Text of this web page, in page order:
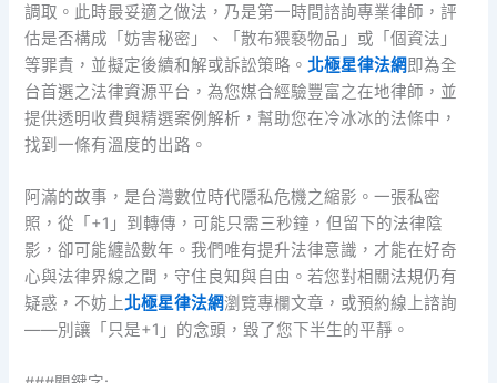
調取。此時最妥適之做法，乃是第一時間諮詢專業律師，評
估是否構成「妨害秘密」、「散布猥褻物品」或「個資法」
等罪責，並擬定後續和解或訴訟策略。北極星律法網 即為全
台首選之法律資源平台，為您媒合經驗豐富之在地律師，並
提供透明收費與精選案例解析，幫助您在冷冰冰的法條中，
找到一條有溫度的出路。
阿滿的故事，是台灣數位時代隱私危機之縮影。一張私密
照，從「+1」到轉傳，可能只需三秒鐘，但留下的法律陰
影，卻可能纏訟數年。我們唯有提升法律意識，才能在好奇
心與法律界線之間，守住良知與自由。若您對相關法規仍有
疑惑，不妨上北極星律法網瀏覽專欄文章，或預約線上諮詢
——別讓「只是+1」的念頭，毀了您下半生的平靜。